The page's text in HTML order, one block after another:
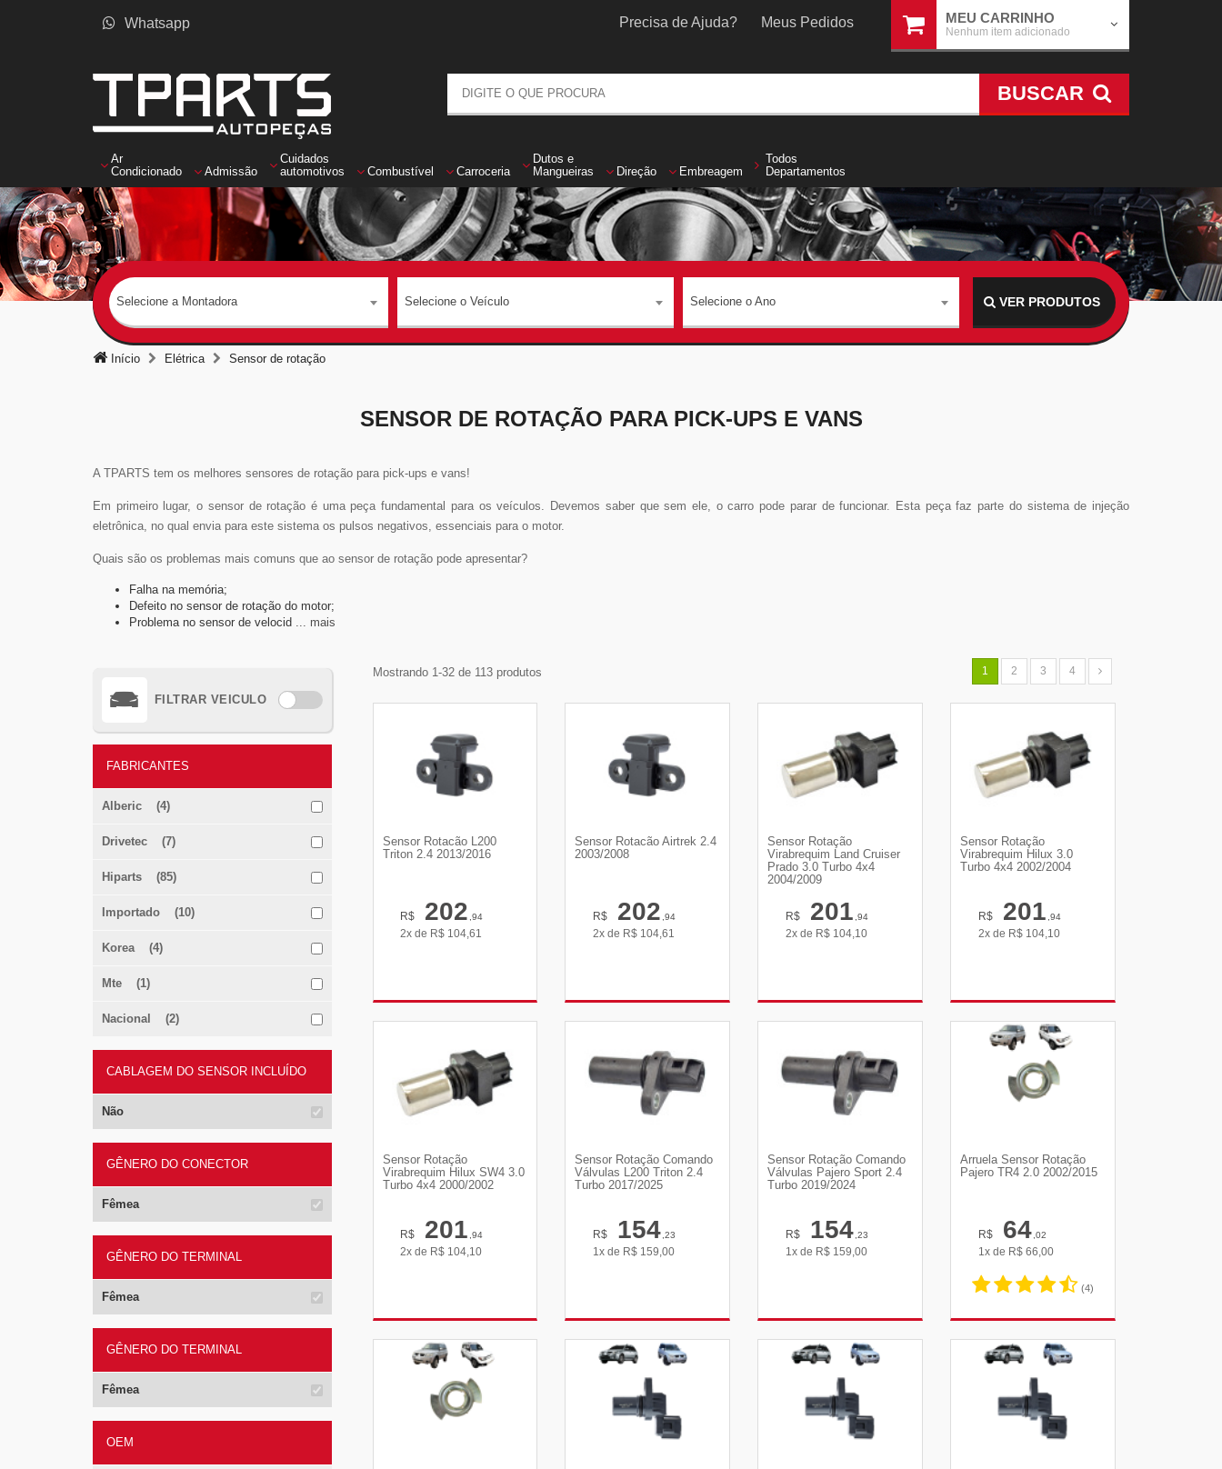
Whatsapp Precisa de Ajuda? Meus Pedidos MEU CARRINHO
Nenhum item adicionado
BUSCAR
Ar
Condicionado
Admissão
Cuidados
automotivos
Combustível Carroceria
Dutos e
Mangueiras
Direção Embreagem
Todos
Departamentos
Selecione a Montadora Selecione o Veículo Selecione o Ano VER PRODUTOS
Início Elétrica Sensor de rotação
SENSOR DE ROTAÇÃO PARA PICK-UPS E VANS
A TPARTS tem os melhores sensores de rotação para pick-ups e vans!
Em primeiro lugar, o sensor de rotação é uma peça fundamental para os veículos. Devemos saber que sem ele, o carro pode parar de funcionar. Esta peça faz parte do sistema de injeção
eletrônica, no qual envia para este sistema os pulsos negativos, essenciais para o motor.
Quais são os problemas mais comuns que ao sensor de rotação pode apresentar?
Falha na memória;
Defeito no sensor de rotação do motor;
Problema no sensor de velocid ... mais
FILTRAR VEICULO
FABRICANTES
Alberic (4)
Drivetec (7)
Hiparts (85)
Importado (10)
Korea (4)
Mte (1)
Nacional (2)
CABLAGEM DO SENSOR INCLUÍDO
Não
GÊNERO DO CONECTOR
Fêmea
GÊNERO DO TERMINAL
Fêmea
GÊNERO DO TERMINAL
Fêmea
OEM
Mostrando 1-32 de 113 produtos 1 2 3 4
Sensor Rotacão L200
Triton 2.4 2013/2016
R$ 202,94
2x de R$ 104,61
Sensor Rotacão Airtrek 2.4
2003/2008
R$ 202,94
2x de R$ 104,61
Sensor Rotação
Virabrequim Land Cruiser
Prado 3.0 Turbo 4x4
2004/2009
R$ 201,94
2x de R$ 104,10
Sensor Rotação
Virabrequim Hilux 3.0
Turbo 4x4 2002/2004
R$ 201,94
2x de R$ 104,10
Sensor Rotação
Virabrequim Hilux SW4 3.0
Turbo 4x4 2000/2002
R$ 201,94
2x de R$ 104,10
Sensor Rotação Comando
Válvulas L200 Triton 2.4
Turbo 2017/2025
R$ 154,23
1x de R$ 159,00
Sensor Rotação Comando
Válvulas Pajero Sport 2.4
Turbo 2019/2024
R$ 154,23
1x de R$ 159,00
Arruela Sensor Rotação
Pajero TR4 2.0 2002/2015
R$ 64,02
1x de R$ 66,00
(4)